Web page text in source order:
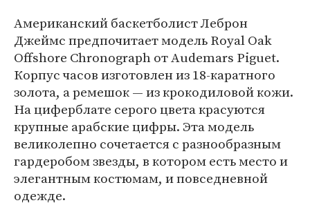
Американский баскетболист Леброн
Джеймс предпочитает модель Royal Oak
Offshore Chronograph от Audemars Piguet.
Корпус часов изготовлен из 18-каратного
золота, а ремешок — из крокодиловой кожи.
На циферблате серого цвета красуются
крупные арабские цифры. Эта модель
великолепно сочетается с разнообразным
гардеробом звезды, в котором есть место и
элегантным костюмам, и повседневной
одежде.